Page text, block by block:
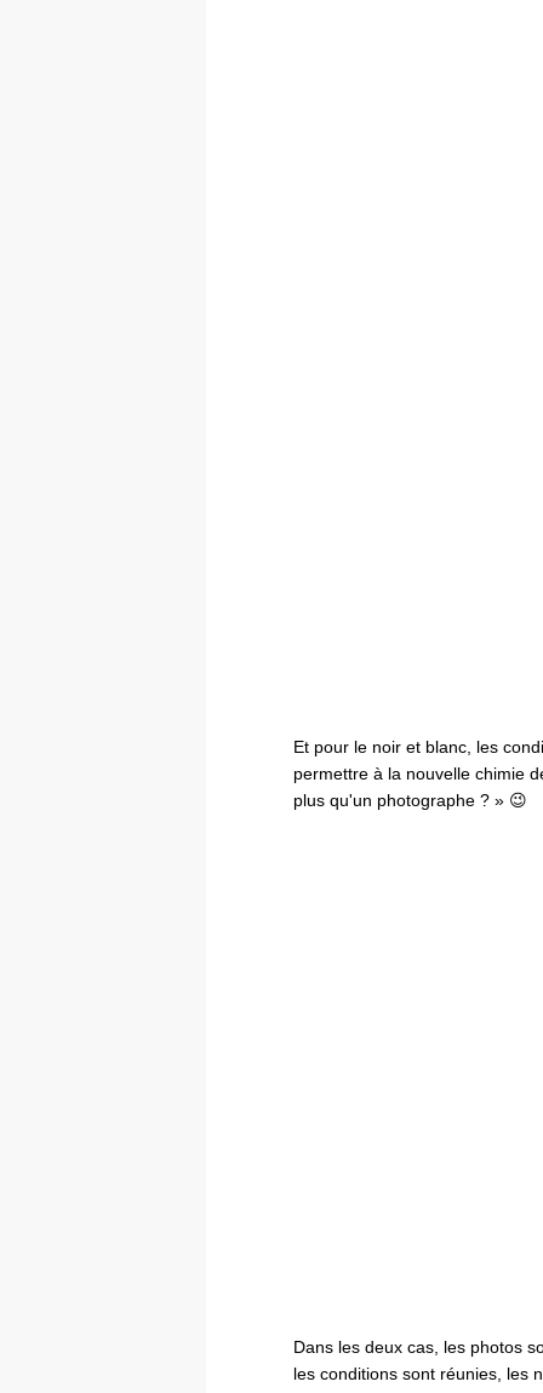
Et pour le noir et blanc, les
permettre à la nouvelle chimie
plus qu'un photographe ? » 😉
Dans les deux cas, les photos
les conditions sont réunies, les